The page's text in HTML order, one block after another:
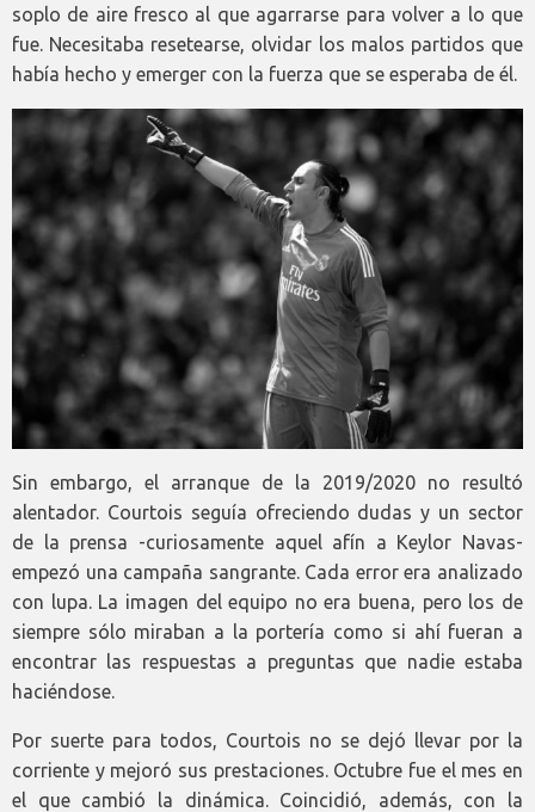
soplo de aire fresco al que agarrarse para volver a lo que
fue. Necesitaba resetearse, olvidar los malos partidos que
había hecho y emerger con la fuerza que se esperaba de él.
Sin embargo, el arranque de la 2019/2020 no resultó
alentador. Courtois seguía ofreciendo dudas y un sector
de la prensa -curiosamente aquel afín a Keylor Navas-
empezó una campaña sangrante. Cada error era analizado
con lupa. La imagen del equipo no era buena, pero los de
siempre sólo miraban a la portería como si ahí fueran a
encontrar las respuestas a preguntas que nadie estaba
haciéndose.
Por suerte para todos, Courtois no se dejó llevar por la
corriente y mejoró sus prestaciones. Octubre fue el mes en
el que cambió la dinámica. Coincidió, además, con la